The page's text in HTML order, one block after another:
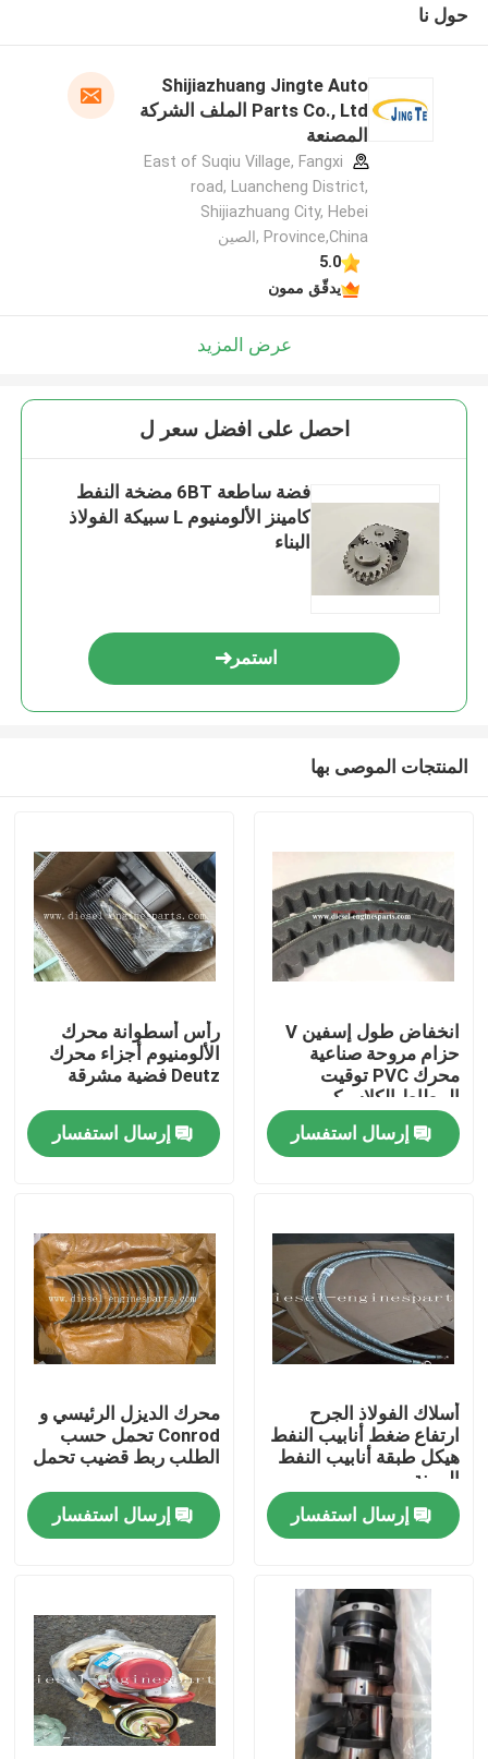
منزل
أشرطة فيديو
عرض الواقع الافتراضي
حول بنا
جولة في المعمل
ضبط الجودة
اتصل بنا
طلب اقتباس
أجزاء محرك الديزل
حول نا
Shijiazhuang Jingte Auto
Parts Co., Ltd الملف الشركة
المصنعة
East of Suqiu Village, Fangxi
road, Luancheng District,
Shijiazhuang City, Hebei
Province,China ,الصين
5.0
يدقّق ممون
عرض المزيد
احصل على افضل سعر ل
فضة ساطعة 6BT مضخة النفط
كامينز الألومنيوم L سبيكة الفولاذ
البناء
استمر
المنتجات الموصى بها
انخفاض طول إسفين V
حزام مروحة صناعية
محرك PVC توقيت
المطاط الكلاسيكي
إرسال استفسار
رأس أسطوانة محرك
الألومنيوم أجزاء محرك
Deutz فضية مشرقة
إرسال استفسار
أسلاك الفولاذ الجرح
ارتفاع ضغط أنابيب النفط
هيكل طبقة أنابيب النفط
المرنة
إرسال استفسار
محرك الديزل الرئيسي و
Conrod تحمل حسب
الطلب ربط قضيب تحمل
إرسال استفسار